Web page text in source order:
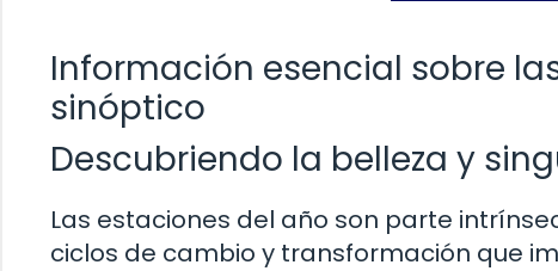
Información esencial sobre
sinóptico
Descubriendo la belleza y
Las estaciones del año son parte
ciclos de cambio y transformación que